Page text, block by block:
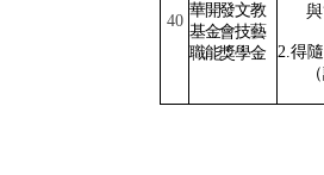
40
華開發文教
基金會技藝
職能獎學金
2.得